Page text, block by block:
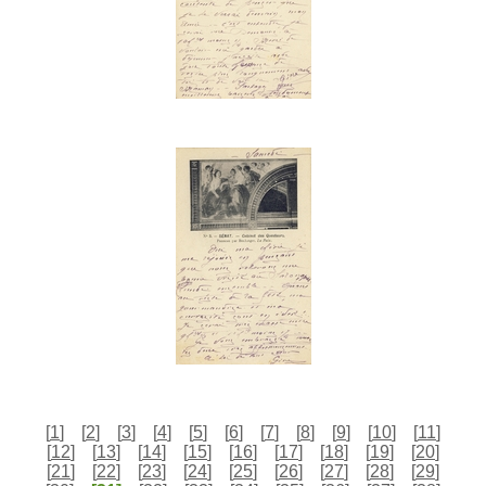
[1] [2] [3] [4] [5] [6] [7] [8] [9] [10] [11]
[12] [13] [14] [15] [16] [17] [18] [19] [20]
[21] [22] [23] [24] [25] [26] [27] [28] [29]